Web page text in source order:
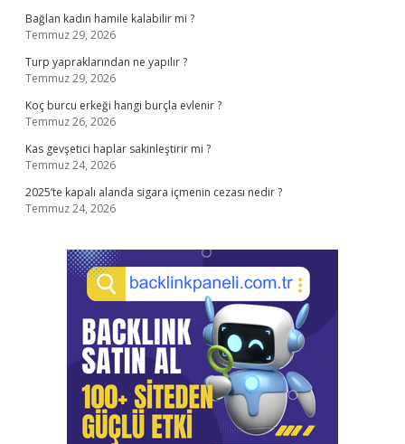
Bağlan kadın hamile kalabilir mi ?
Temmuz 29, 2026
Turp yapraklarından ne yapılır ?
Temmuz 29, 2026
Koç burcu erkeği hangi burçla evlenir ?
Temmuz 26, 2026
Kas gevşetici haplar sakinleştirir mi ?
Temmuz 24, 2026
2025’te kapalı alanda sigara içmenin cezası nedir ?
Temmuz 24, 2026